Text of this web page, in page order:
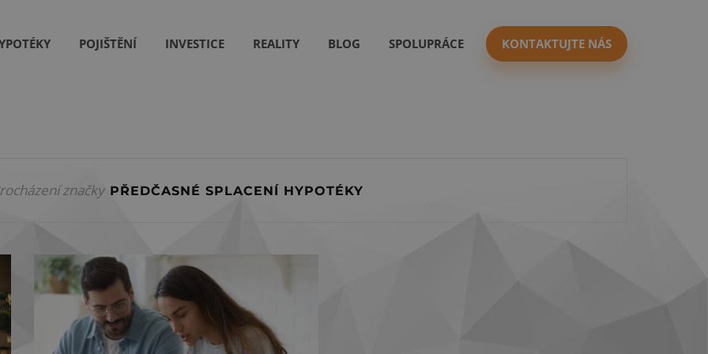
POJIŠTĚNÍ INVESTICE REALITY BLOG SPOLUPRÁCE KONTAKTUJTE NÁS
značky PŘEDČASNÉ SPLACENÍ HYPOTÉKY